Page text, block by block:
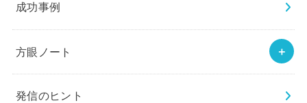
成功事例
方眼ノート
発信のヒント